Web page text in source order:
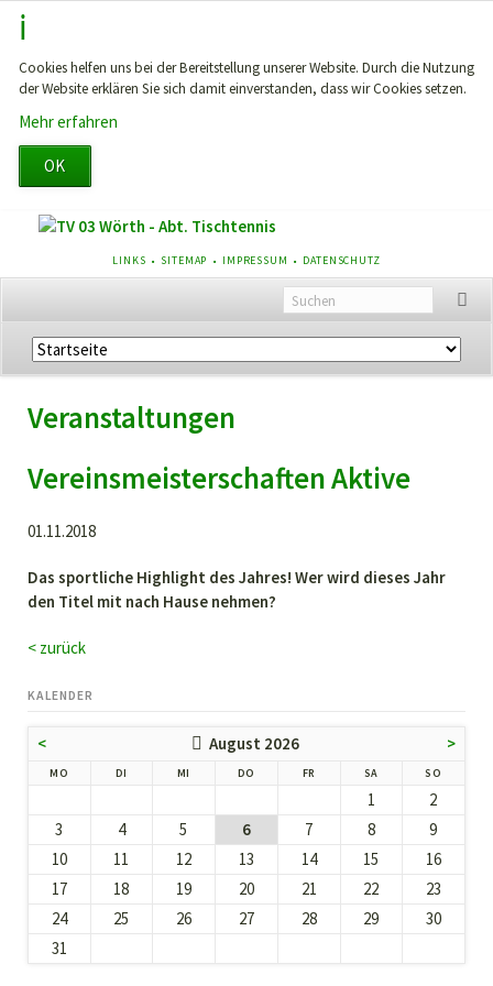
Cookies helfen uns bei der Bereitstellung unserer Website. Durch die Nutzung
der Website erklären Sie sich damit einverstanden, dass wir Cookies setzen.
Mehr erfahren
OK
NAVIGATION
ÜBERSPRINGEN
LINKS SITEMAP IMPRESSUM DATENSCHUTZ
Navigation
überspringen
Veranstaltungen
Vereinsmeisterschaften Aktive
01.11.2018
Das sportliche Highlight des Jahres! Wer wird dieses Jahr
den Titel mit nach Hause nehmen?
< zurück
KALENDER
< August 2026 >
MO DI MI DO NNERSTAG
FR SA SO
1
2
3
4 5 6 7 8
9
10
11 12 13 14 15
16
17
18 19 20 21 22
23
24
25 26 27 28 29
30
31